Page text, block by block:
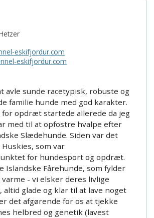
eskifjordur.com
eskifjordur.com
avle sunde racetypisk, robuste og
familie hunde med god karakter.
opdræt startede allerede da jeg
med til at opfostre hvalpe efter
Slædehunde. Siden var det
som var
for hundesport og opdræt.
Islandske Fårehunde, som fylder
- vi elsker deres livlige
glade og klar til at lave noget
det afgørende for os at tjekke
helbred og genetik (lavest